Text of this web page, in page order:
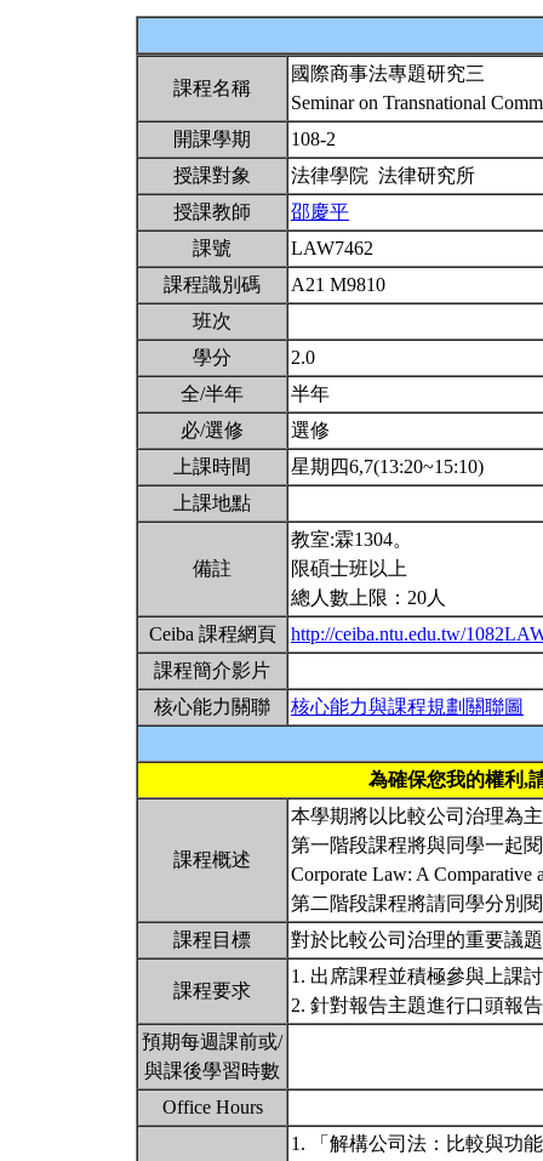
課程名稱
國際商事法專題研究三
Seminar on Transnational
開課學期
108-2
授課對象
法律學院 法律研究所
授課教師
邵慶平
課號
LAW7462
課程識別碼
A21 M9810
班次
學分
2.0
全/半年
半年
必/選修
選修
上課時間
星期四6,7(13:20~15:10)
上課地點
備註
教室:霖1304。
限碩士班以上
總人數上限：20人
Ceiba 課程網頁
http://ceiba.ntu.edu.tw/
課程簡介影片
核心能力關聯
核心能力與課程規劃關聯圖
為確保您我的權利,
課程概述
本學期將以比較公司治理為
第一階段課程將與同學一起
Corporate Law: A
第二階段課程將請同學分別
課程目標
對於比較公司治理的重要議
課程要求
1. 出席課程並積極參與上課
2. 針對報告主題進行口頭報
預期每週課前或/
與課後學習時數
Office Hours
1. 「解構公司法：比較與功能